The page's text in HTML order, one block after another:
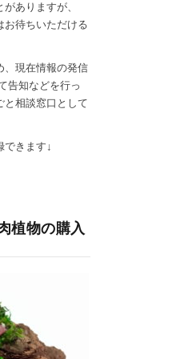
ありますが、
お待ちいただける
、現在情報の発信
告知などを行っ
と相談窓口として
できます↓
植物の購入